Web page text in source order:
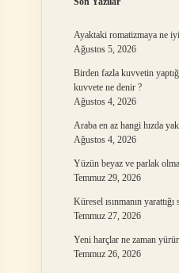
Ayaktaki romatizmaya ne
Ağustos 5, 2026
Birden fazla kuvvetin
kuvvete ne denir ?
Ağustos 4, 2026
Araba en az hangi hızda
Ağustos 4, 2026
Yüzün beyaz ve parlak
Temmuz 29, 2026
Küresel ısınmanın
Temmuz 27, 2026
Yeni harçlar ne zaman
Temmuz 26, 2026